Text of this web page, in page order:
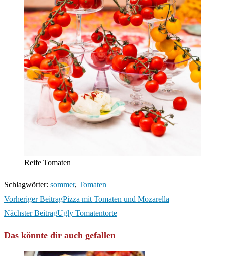
Reife Tomaten
Schlagwörter: sommer, Tomaten
Weitere
Artikel
Vorheriger BeitragPizza mit Tomaten und Mozarella
Nächster BeitragUgly Tomatentorte
Das könnte dir auch gefallen